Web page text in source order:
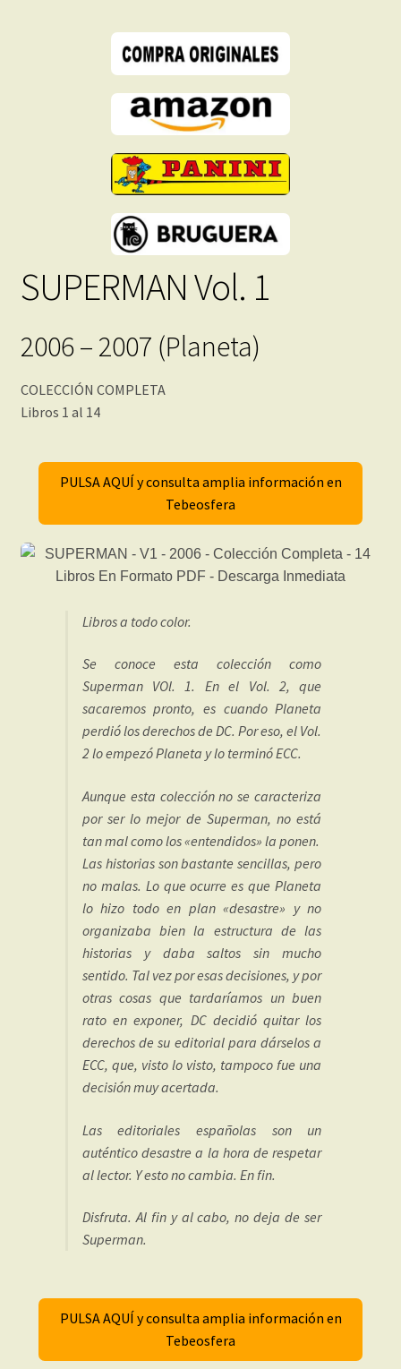
SUPERMAN Vol. 1
2006 – 2007 (Planeta)
COLECCIÓN COMPLETA
Libros 1 al 14
PULSA AQUÍ y consulta amplia información en
Tebeosfera
Libros a todo color.
Se conoce esta colección como
Superman VOl. 1. En el Vol. 2, que
sacaremos pronto, es cuando Planeta
perdió los derechos de DC. Por eso, el Vol.
2 lo empezó Planeta y lo terminó ECC.
Aunque esta colección no se caracteriza
por ser lo mejor de Superman, no está
tan mal como los «entendidos» la ponen.
Las historias son bastante sencillas, pero
no malas. Lo que ocurre es que Planeta
lo hizo todo en plan «desastre» y no
organizaba bien la estructura de las
historias y daba saltos sin mucho
sentido. Tal vez por esas decisiones, y por
otras cosas que tardaríamos un buen
rato en exponer, DC decidió quitar los
derechos de su editorial para dárselos a
ECC, que, visto lo visto, tampoco fue una
decisión muy acertada.
Las editoriales españolas son un
auténtico desastre a la hora de respetar
al lector. Y esto no cambia. En fin.
Disfruta. Al fin y al cabo, no deja de ser
Superman.
PULSA AQUÍ y consulta amplia información en
Tebeosfera